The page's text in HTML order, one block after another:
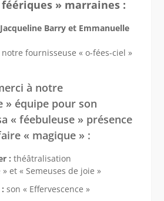
» marraines :
Barry et Emmanuelle
fournisseuse « o-fées-ciel »
à notre
» équipe pour son
« féebuleuse » présence
« magique » :
: théâtralisation
et « Semeuses de joie »
son « Effervescence »